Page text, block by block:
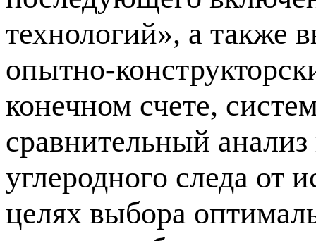
технологий», а также
опытно-
конечном счете,
сравнительный
углеродного следа от
целях выбора